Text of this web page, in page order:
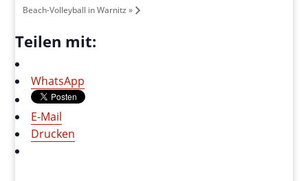
Beach-Volleyball in Warnitz»
Teilen mit:
WhatsApp
E-Mail
Drucken